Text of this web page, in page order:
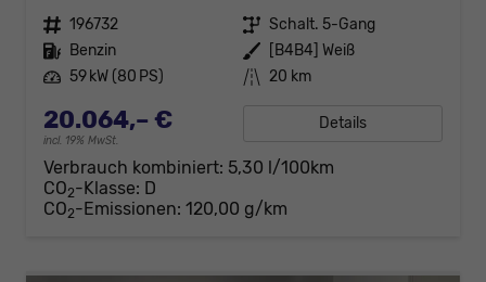
Fahrzeugnr. 196732 Getriebe Schalt. 5-Gang
Kraftstoff Benzin Außenfarbe
[B4B4] Weiß
Leistung 59 kW (80 PS) Kilometerstand 20 km
20.064,– €
incl. 19% MwSt.
Details
Verbrauch kombiniert: 5,30 l/100km
CO2-Klasse: D
CO2-Emissionen: 120,00 g/km